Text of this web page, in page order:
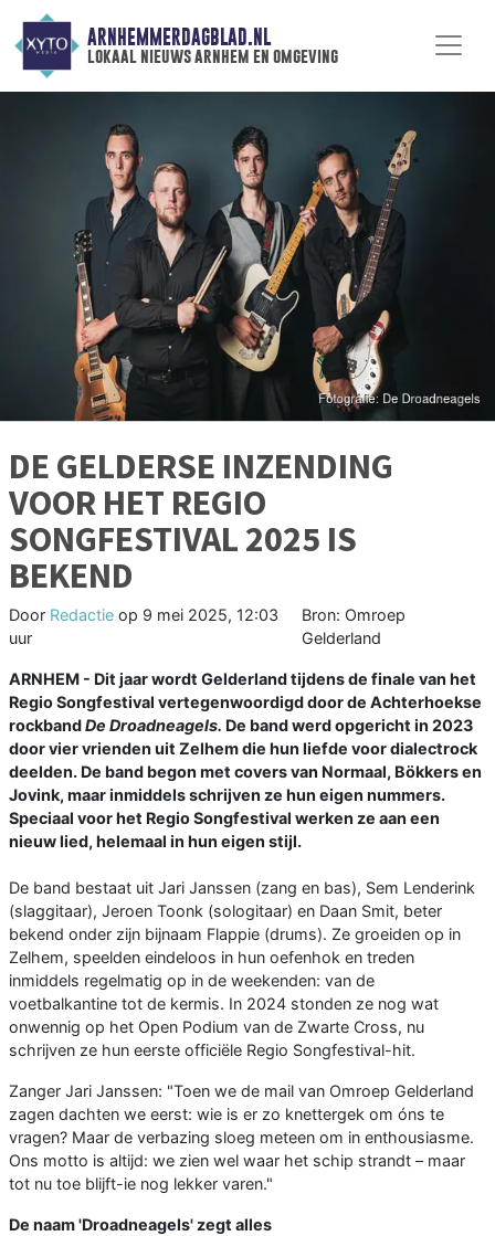
ARNHEMMERDAGBLAD.NL
lokaal nieuws arnhem en omgeving
DE GELDERSE INZENDING
VOOR HET REGIO
SONGFESTIVAL 2025 IS
BEKEND
Door Redactie op 9 mei 2025, 12:03
uur
Bron: Omroep
Gelderland
ARNHEM - Dit jaar wordt Gelderland tijdens de finale van het
Regio Songfestival vertegenwoordigd door de Achterhoekse
rockbandDe Droadneagels. De band werd opgericht in 2023
door vier vrienden uit Zelhem die hun liefde voor dialectrock
deelden. De band begon met covers van Normaal, Bökkers en
Jovink, maar inmiddels schrijven ze hun eigen nummers.
Speciaal voor het Regio Songfestival werken ze aan een
nieuw lied, helemaal in hun eigen stijl.
De band bestaat uit Jari Janssen (zang en bas), Sem Lenderink
(slaggitaar), Jeroen Toonk (sologitaar) en Daan Smit, beter
bekend onder zijn bijnaam Flappie (drums). Ze groeiden op in
Zelhem, speelden eindeloos in hun oefenhok en treden
inmiddels regelmatig op in de weekenden: van de
voetbalkantine tot de kermis. In 2024 stonden ze nog wat
onwennig op het Open Podium van de Zwarte Cross, nu
schrijven ze hun eerste officiële Regio Songfestival-hit.
Zanger Jari Janssen: "Toen we de mail van Omroep Gelderland
zagen dachten we eerst: wie is er zo knettergek om óns te
vragen? Maar de verbazing sloeg meteen om in enthousiasme.
Ons motto is altijd: we zien wel waar het schip strandt – maar
tot nu toe blijft-ie nog lekker varen."
De naam 'Droadneagels' zegt alles